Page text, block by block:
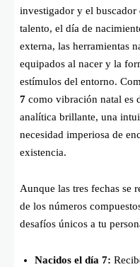
investigador y el
talento, el día de
externa, las herramientas
equipados al nacer y la
estímulos del entorno.
7 como vibración natal es
analítica brillante, una
necesidad imperiosa de
existencia.
Aunque las tres fechas se
de los números
desafíos únicos a tu
Nacidos el día 7: